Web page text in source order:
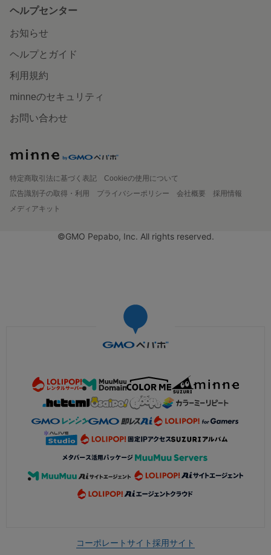
ヘルプセンター
お知らせ
ヘルプとガイド
利用規約
minneのセキュリティ
お問い合わせ
特定商取引法に基づく表記
Cookieの使用について
広告識別子の取得・利用
プライバシーポリシー 会社概要
採用情報
メディアキット
©GMO Pepabo, Inc. All rights reserved.
コーポレートサイト採用サイト